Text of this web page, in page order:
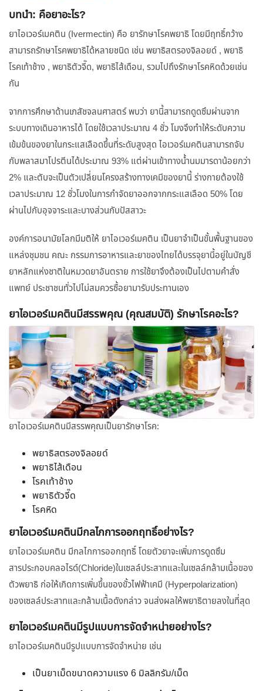
บทนำ: คือยาอะไร?
ยาไอเวอร์เมคติน (Ivermectin) คือ ยารักษาโรคพยาธิ โดยมีฤทธิ์กว้าง
สามารถรักษาโรคพยาธิได้หลายชนิด เช่น พยาธิสตรองจิลอยด์ , พยาธิ
โรคเท้าช้าง , พยาธิตัวจี๊ด, พยาธิไส้เดือน, รวมไปถึงรักษาโรคหิดด้วยเช่น
กัน
จากการศึกษาด้านเภสัชจลนศาสตร์ พบว่า ยานี้สามารถดูดซึมผ่านจาก
ระบบทางเดินอาหารได้ โดยใช้เวลาประมาณ 4 ชั่ว โมงจึงทำให้ระดับความ
เข้มข้นของยาในกระแสเลือดขึ้นที่ระดับสูงสุด ไอเวอร์เมคตินสามารถจับ
กับพลาสมาโปรตีนได้ประมาณ 93% แต่ผ่านเข้าทางน้ำนมมารดาน้อยกว่า
2% และตับจะเป็นตัวเปลี่ยนโครงสร้างทางเคมีของยานี้ ร่างกายต้องใช้
เวลาประมาณ 12 ชั่วโมงในการกำจัดยาออกจากกระแสเลือด 50% โดย
ผ่านไปกับอุจจาระและบางส่วนกับปัสสาวะ
องค์การอนามัยโลกมีมติให้ ยาไอเวอร์เมคติน เป็นยาจำเป็นขั้นพื้นฐานของ
แหล่งชุมชน คณะ กรรมการอาหารและยาของไทยได้บรรจุยานี้อยู่ในบัญชี
ยาหลักแห่งชาติในหมวดยาอันตราย การใช้ยาจึงต้องเป็นไปตามคำสั่ง
แพทย์ ประชาชนทั่วไปไม่สมควรซื้อยามารับประทานเอง
ยาไอเวอร์เมคตินมีสรรพคุณ (คุณสมบัติ) รักษาโรคอะไร?
ยาไอเวอร์เมคตินมีสรรพคุณเป็นยารักษาโรค:
พยาธิสตรองจิลอยด์
พยาธิไส้เดือน
โรคเท้าช้าง
พยาธิตัวจี๊ด
โรคหิด
ยาไอเวอร์เมคตินมีกลไกการออกฤทธิ์อย่างไร?
ยาไอเวอร์เมคติน มีกลไกการออกฤทธิ์ โดยตัวยาจะเพิ่มการดูดซึม
สารประกอบคลอไรด์(Chloride)ในเซลล์ประสาทและในเซลล์กล้ามเนื้อของ
ตัวพยาธิ ก่อให้เกิดการเพิ่มขึ้นของขั้วไฟฟ้าเคมี (Hyperpolarization)
ของเซลล์ประสาทและกล้ามเนื้อดังกล่าว จนส่งผลให้พยาธิตายลงในที่สุด
ยาไอเวอร์เมคตินมีรูปแบบการจัดจำหน่ายอย่างไร?
ยาไอเวอร์เมคตินมีรูปแบบการจัดจำหน่าย เช่น
เป็นยาเม็ดขนาดความแรง 6 มิลลิกรัม/เม็ด